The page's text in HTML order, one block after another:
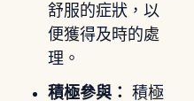
舒服的症狀，以
便獲得及時的處
理。
積極參與： 積極